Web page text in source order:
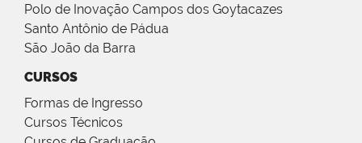
Polo de Inovação Campos dos Goytacazes
Santo Antônio de Pádua
São João da Barra
CURSOS
Formas de Ingresso
Cursos Técnicos